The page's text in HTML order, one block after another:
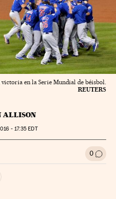
en la Serie Mundial de béisbol.
REUTERS
ALLISON
- 17:35 EDT
Sociales 0 Ir a